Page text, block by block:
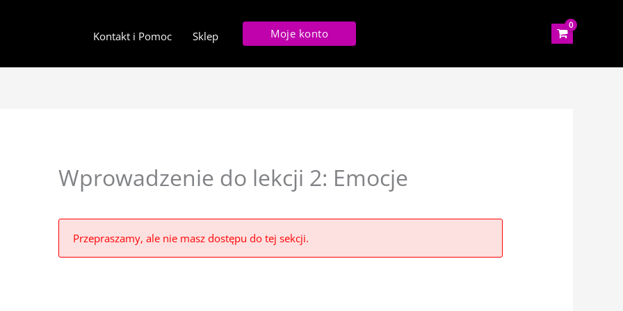
Kontakt i Pomoc Sklep Moje konto
Wprowadzenie do lekcji 2: Emocje
Przepraszamy, ale nie masz dostępu do tej sekcji.